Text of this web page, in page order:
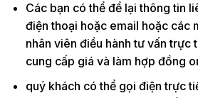
Các bạn có thể để lại thông tin
điện thoại hoặc email hoặc các
nhân viên điều hành tư vấn trực
cung cấp giá và làm hợp đồng
quý khách có thể gọi điện trực